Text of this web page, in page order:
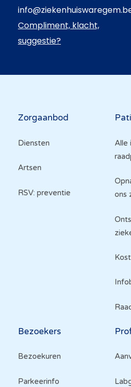
Compliment, klacht,
suggestie?
Hoofdnavigatie
Zorgaanbod
Diensten
Artsen
RSV: preventie
Alle
ons
Bezoekers
Bezoekuren
Parkeerinfo